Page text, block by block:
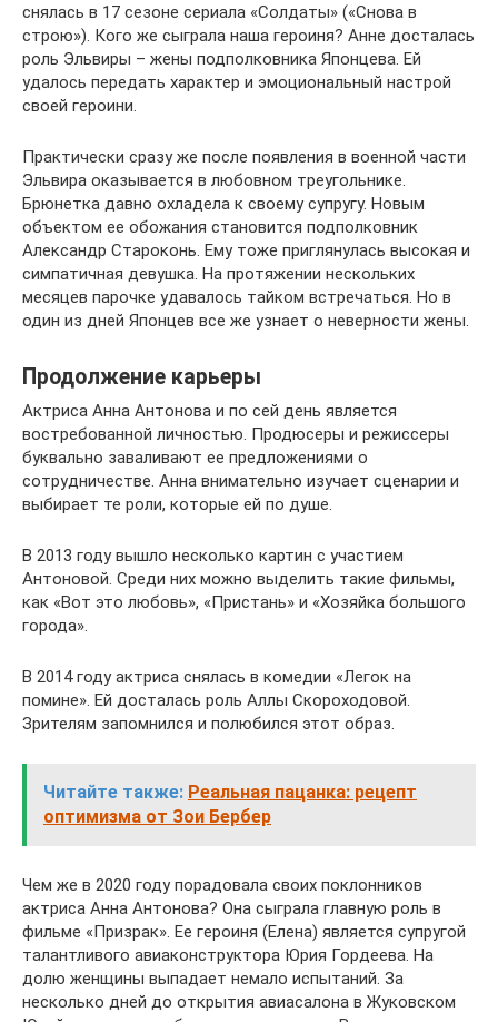
снялась в 17 сезоне сериала «Солдаты» («Снова в
строю»). Кого же сыграла наша героиня? Анне досталась
роль Эльвиры – жены подполковника Японцева. Ей
удалось передать характер и эмоциональный настрой
своей героини.
Практически сразу же после появления в военной части
Эльвира оказывается в любовном треугольнике.
Брюнетка давно охладела к своему супругу. Новым
объектом ее обожания становится подполковник
Александр Староконь. Ему тоже приглянулась высокая и
симпатичная девушка. На протяжении нескольких
месяцев парочке удавалось тайком встречаться. Но в
один из дней Японцев все же узнает о неверности жены.
Продолжение карьеры
Актриса Анна Антонова и по сей день является
востребованной личностью. Продюсеры и режиссеры
буквально заваливают ее предложениями о
сотрудничестве. Анна внимательно изучает сценарии и
выбирает те роли, которые ей по душе.
В 2013 году вышло несколько картин с участием
Антоновой. Среди них можно выделить такие фильмы,
как «Вот это любовь», «Пристань» и «Хозяйка большого
города».
В 2014 году актриса снялась в комедии «Легок на
помине». Ей досталась роль Аллы Скороходовой.
Зрителям запомнился и полюбился этот образ.
Читайте также: Реальная пацанка: рецепт
оптимизма от Зои Бербер
Чем же в 2020 году порадовала своих поклонников
актриса Анна Антонова? Она сыграла главную роль в
фильме «Призрак». Ее героиня (Елена) является супругой
талантливого авиаконструктора Юрия Гордеева. На
долю женщины выпадает немало испытаний. За
несколько дней до открытия авиасалона в Жуковском